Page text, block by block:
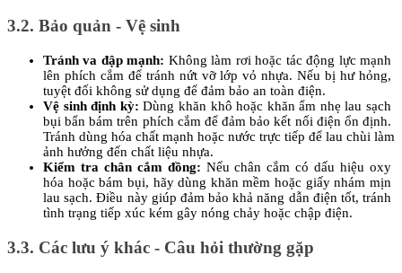
3.2. Bảo quản - Vệ sinh
Tránh va đập mạnh: Không làm rơi hoặc tác động lực mạnh
lên phích cắm để tránh nứt vỡ lớp vỏ nhựa. Nếu bị hư hỏng,
tuyệt đối không sử dụng để đảm bảo an toàn điện.
Vệ sinh định kỳ: Dùng khăn khô hoặc khăn ẩm nhẹ lau sạch
bụi bẩn bám trên phích cắm để đảm bảo kết nối điện ổn định.
Tránh dùng hóa chất mạnh hoặc nước trực tiếp để lau chùi làm
ảnh hưởng đến chất liệu nhựa.
Kiểm tra chân cắm đồng: Nếu chân cắm có dấu hiệu oxy
hóa hoặc bám bụi, hãy dùng khăn mềm hoặc giấy nhám mịn
lau sạch. Điều này giúp đảm bảo khả năng dẫn điện tốt, tránh
tình trạng tiếp xúc kém gây nóng chảy hoặc chập điện.
3.3. Các lưu ý khác - Câu hỏi thường gặp